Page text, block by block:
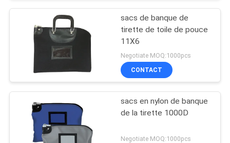
sacs de banque de
tirette de toile de pouce
11X6
Negotiate MOQ:1000pcs
CONTACT
sacs en nylon de banque
de la tirette 1000D
Negotiate MOQ:1000pcs